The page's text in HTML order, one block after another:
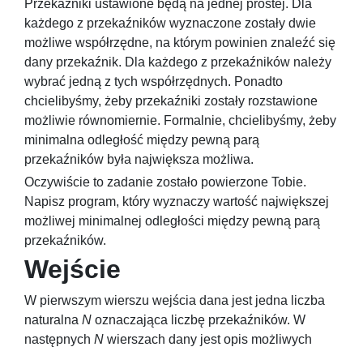
Przekaźniki ustawione będą na jednej prostej. Dla
każdego z przekaźników wyznaczone zostały dwie
możliwe współrzędne, na którym powinien znaleźć się
dany przekaźnik. Dla każdego z przekaźników należy
wybrać jedną z tych współrzędnych. Ponadto
chcielibyśmy, żeby przekaźniki zostały rozstawione
możliwie równomiernie. Formalnie, chcielibyśmy, żeby
minimalna odległość między pewną parą
przekaźników była największa możliwa.
Oczywiście to zadanie zostało powierzone Tobie.
Napisz program, który wyznaczy wartość największej
możliwej minimalnej odległości między pewną parą
przekaźników.
Wejście
W pierwszym wierszu wejścia dana jest jedna liczba
naturalna N oznaczająca liczbę przekaźników. W
następnych N wierszach dany jest opis możliwych